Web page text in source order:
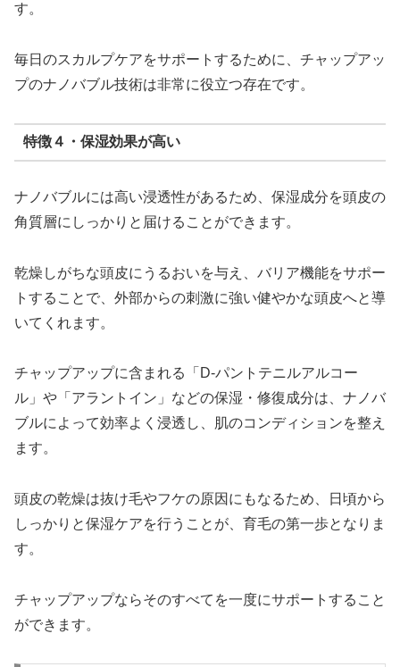
す。
毎日のスカルプケアをサポートするために、チャップアッ
プのナノバブル技術は非常に役立つ存在です。
特徴４・保湿効果が高い
ナノバブルには高い浸透性があるため、保湿成分を頭皮の
角質層にしっかりと届けることができます。
乾燥しがちな頭皮にうるおいを与え、バリア機能をサポー
トすることで、外部からの刺激に強い健やかな頭皮へと導
いてくれます。
チャップアップに含まれる「D-パントテニルアルコー
ル」や「アラントイン」などの保湿・修復成分は、ナノバ
ブルによって効率よく浸透し、肌のコンディションを整え
ます。
頭皮の乾燥は抜け毛やフケの原因にもなるため、日頃から
しっかりと保湿ケアを行うことが、育毛の第一歩となりま
す。
チャップアップならそのすべてを一度にサポートすること
ができます。